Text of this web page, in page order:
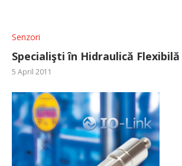
Senzori
Specialişti în Hidraulică Flexibilă
5 April 2011